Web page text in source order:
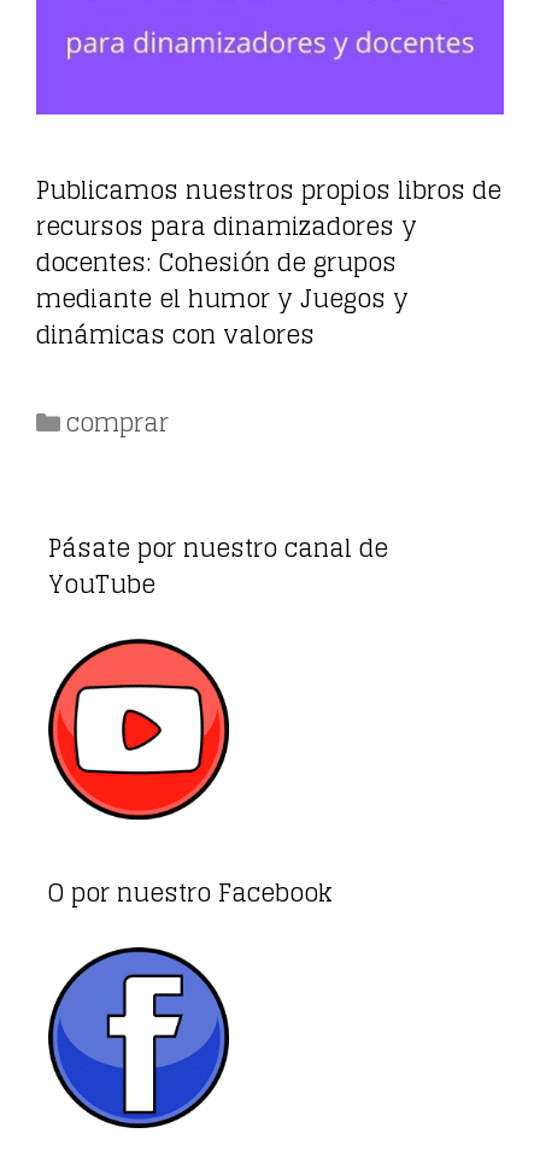
Publicamos nuestros propios libros de
recursos para dinamizadores y
docentes: Cohesión de grupos
mediante el humor y Juegos y
dinámicas con valores
Categorías
comprar
Pásate por nuestro canal de
YouTube
O por nuestro Facebook